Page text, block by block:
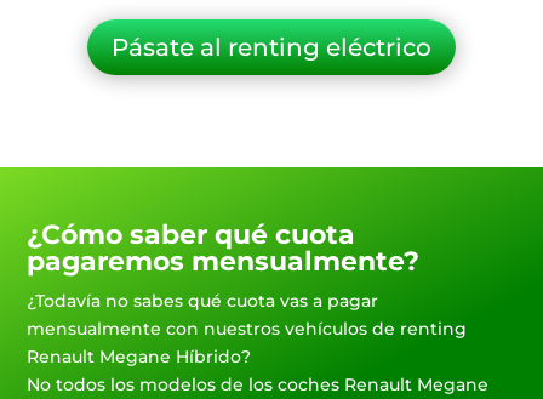
Pásate al renting eléctrico
¿Cómo saber qué cuota
pagaremos mensualmente?
¿Todavía no sabes qué cuota vas a pagar
mensualmente con nuestros vehículos de renting
Renault Megane Híbrido?
No todos los modelos de los coches Renault Megane